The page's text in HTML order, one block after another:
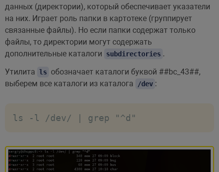
данных (директории), который обеспечивает указатели
на них. Играет роль папки в картотеке (группирует
связанные файлы). Но если папки содержат только
файлы, то директории могут содержать
дополнительные каталоги
subdirectories .
Утилита ls обозначает каталоги буквой ##bc_43##,
выберем все каталоги из каталога
/dev :
ls -l /dev/ | grep "^d"